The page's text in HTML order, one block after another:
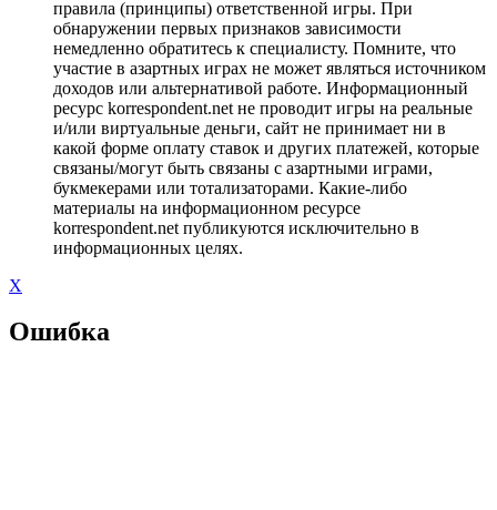
правила (принципы) ответственной игры. При
обнаружении первых признаков зависимости
немедленно обратитесь к специалисту. Помните, что
участие в азартных играх не может являться источником
доходов или альтернативой работе. Информационный
ресурс korrespondent.net не проводит игры на реальные
и/или виртуальные деньги, сайт не принимает ни в
какой форме оплату ставок и других платежей, которые
связаны/могут быть связаны с азартными играми,
букмекерами или тотализаторами. Какие-либо
материалы на информационном ресурсе
korrespondent.net публикуются исключительно в
информационных целях.
X
Ошибка